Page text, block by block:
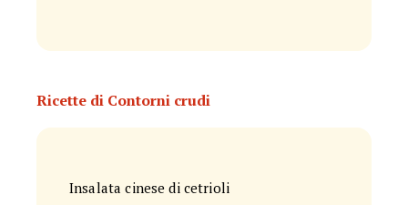
Ricette di Contorni crudi
Insalata cinese di cetrioli